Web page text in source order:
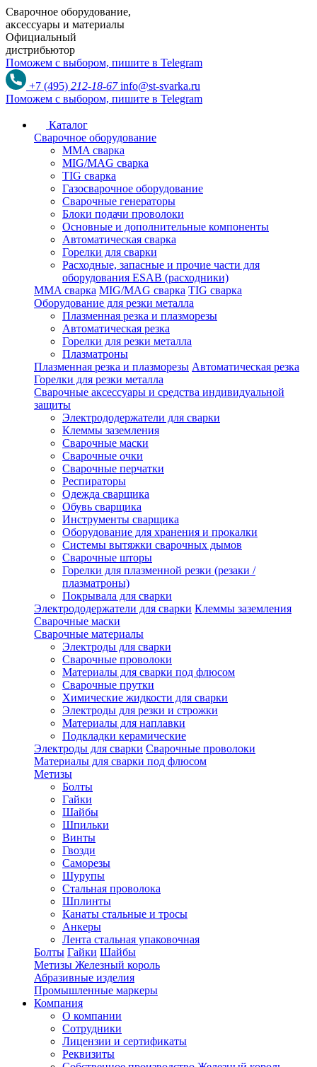
Сварочное оборудование,
аксессуары и материалы
Официальный
дистрибьютор
Поможем с выбором, пишите в Telegram
+7 (495) 212-18-67 info@st-svarka.ru
Поможем с выбором, пишите в Telegram
Каталог
Сварочное оборудование
MMA сварка
MIG/MAG сварка
TIG сварка
Газосварочное оборудование
Сварочные генераторы
Блоки подачи проволоки
Основные и дополнительные компоненты
Автоматическая сварка
Горелки для сварки
Расходные, запасные и прочие части для
оборудования ESAB (расходники)
MMA сварка MIG/MAG сварка TIG сварка
Оборудование для резки металла
Плазменная резка и плазморезы
Автоматическая резка
Горелки для резки металла
Плазматроны
Плазменная резка и плазморезы Автоматическая резка
Горелки для резки металла
Сварочные аксессуары и средства индивидуальной
защиты
Электрододержатели для сварки
Клеммы заземления
Сварочные маски
Сварочные очки
Сварочные перчатки
Респираторы
Одежда сварщика
Обувь сварщика
Инструменты сварщика
Оборудование для хранения и прокалки
Системы вытяжки сварочных дымов
Сварочные шторы
Горелки для плазменной резки (резаки /
плазматроны)
Покрывала для сварки
Электрододержатели для сварки Клеммы заземления
Сварочные маски
Сварочные материалы
Электроды для сварки
Сварочные проволоки
Материалы для сварки под флюсом
Сварочные прутки
Химические жидкости для сварки
Электроды для резки и строжки
Материалы для наплавки
Подкладки керамические
Электроды для сварки Сварочные проволоки
Материалы для сварки под флюсом
Метизы
Болты
Гайки
Шайбы
Шпильки
Винты
Гвозди
Саморезы
Шурупы
Стальная проволока
Шплинты
Канаты стальные и тросы
Анкеры
Лента стальная упаковочная
Болты Гайки Шайбы
Метизы Железный король
Абразивные изделия
Промышленные маркеры
Компания
О компании
Сотрудники
Лицензии и сертификаты
Реквизиты